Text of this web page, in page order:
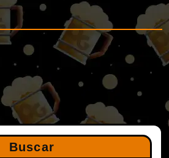
Buscar